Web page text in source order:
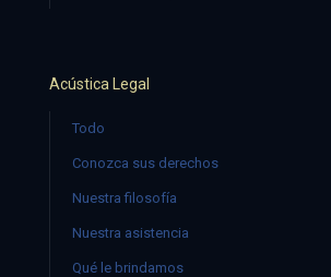
Acústica Legal
Todo
Conozca sus derechos
Nuestra filosofía
Nuestra asistencia
Qué le brindamos